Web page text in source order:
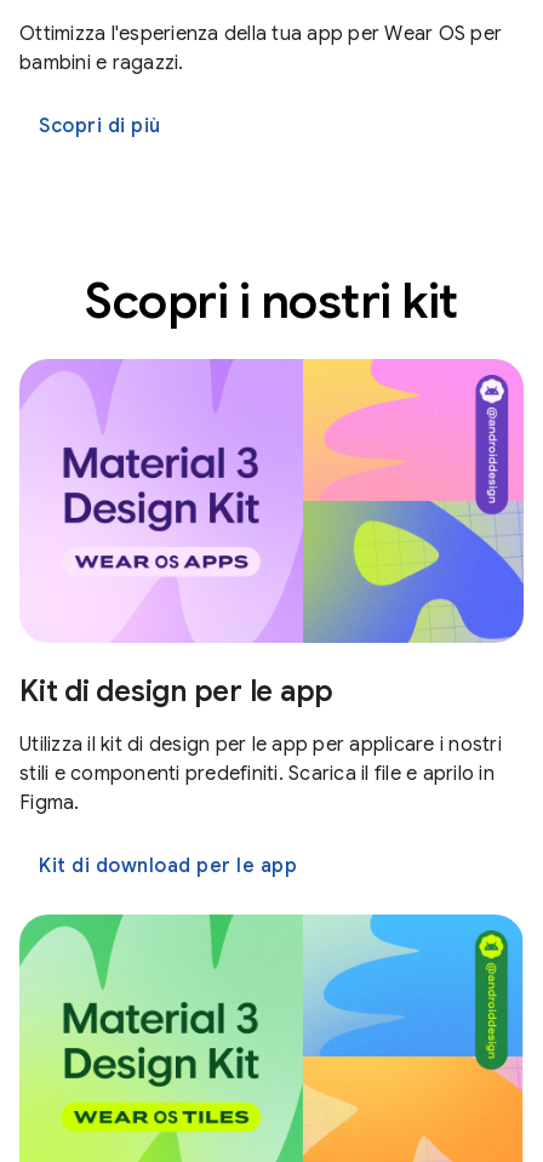
Ottimizza l'esperienza della tua app per Wear OS per
bambini e ragazzi.
Scopri di più
Scopri i nostri kit
Kit di design per le app
Utilizza il kit di design per le app per applicare i nostri
stili e componenti predefiniti. Scarica il file e aprilo in
Figma.
Kit di download per le app